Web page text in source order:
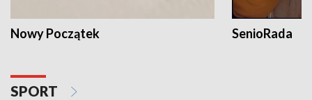
Nowy Początek SenioRada
SPORT